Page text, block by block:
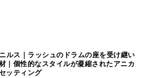
ルス｜ラッシュのドラムの座を受け継い
｜個性的なスタイルが凝縮されたアニカ
ッティング